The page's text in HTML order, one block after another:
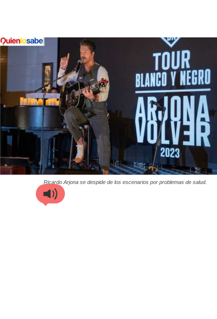
Ricardo Arjona se despide de los escenarios por problemas de salud.